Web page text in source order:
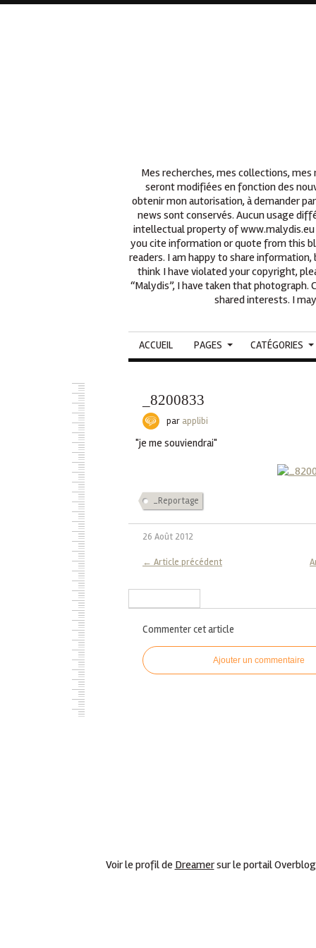
Mes recherches, mes collections,
seront modifiées en fonction des
obtenir mon autorisation, à demander
news sont conservés. Aucun usage
intellectual property of
you cite information or quote from this
readers. I am happy to share
think I have violated your copyright,
“Malydis”, I have taken that
shared interests. I
ACCUEIL PAGES CATÉGORIES
_8200833
par applibi
"je me souviendrai"
_Reportage
26 Août 2012
← Article précédent
Commenter cet article
Ajouter un commentaire
Voir le profil de Dreamersur le portail Overblog